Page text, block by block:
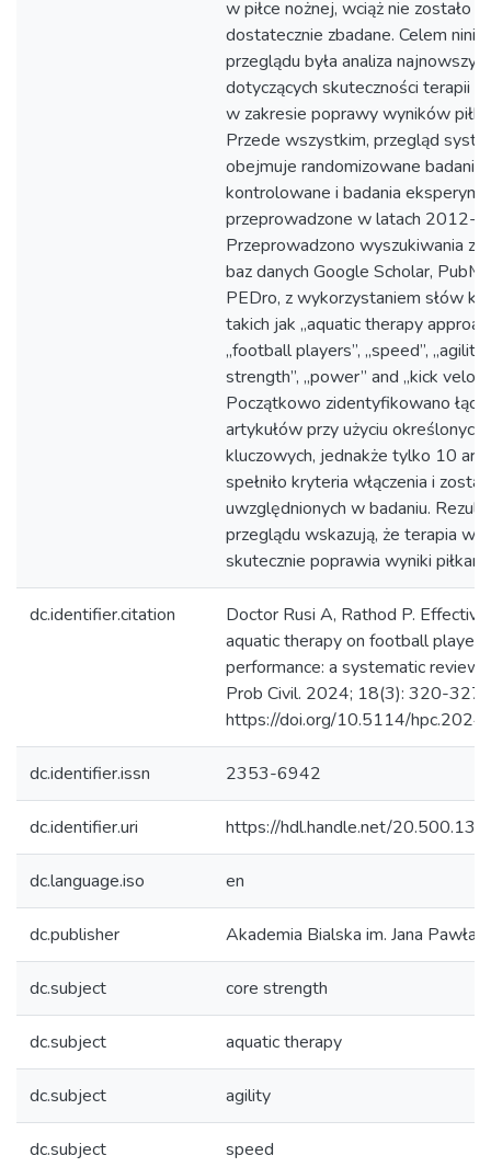
w piłce nożnej, wciąż nie zostało
dostatecznie zbadane. Celem
przeglądu była analiza
dotyczących skuteczności terapii
w zakresie poprawy wyników
Przede wszystkim, przegląd
obejmuje randomizowane badania
kontrolowane i badania
przeprowadzone w latach 2012-
Przeprowadzono wyszukiwania za
baz danych Google Scholar,
PEDro, z wykorzystaniem słów
takich jak „aquatic therapy
„football players”, „speed”,
strength”, „power” and „kick
Początkowo zidentyfikowano
artykułów przy użyciu określonych
kluczowych, jednakże tylko 10
spełniło kryteria włączenia i
uwzględnionych w badaniu.
przeglądu wskazują, że terapia w
skutecznie poprawia wyniki
dc.identifier.citation
Doctor Rusi A, Rathod P.
aquatic therapy on football players’
performance: a systematic review.
Prob Civil. 2024; 18(3): 320-327.
https://doi.org/10.5114/
dc.identifier.issn 2353-6942
dc.identifier.uri https://hdl.handle.net/
dc.language.iso en
dc.publisher Akademia Bialska im. Jana Pawła II
dc.subject core strength
dc.subject aquatic therapy
dc.subject agility
dc.subject speed